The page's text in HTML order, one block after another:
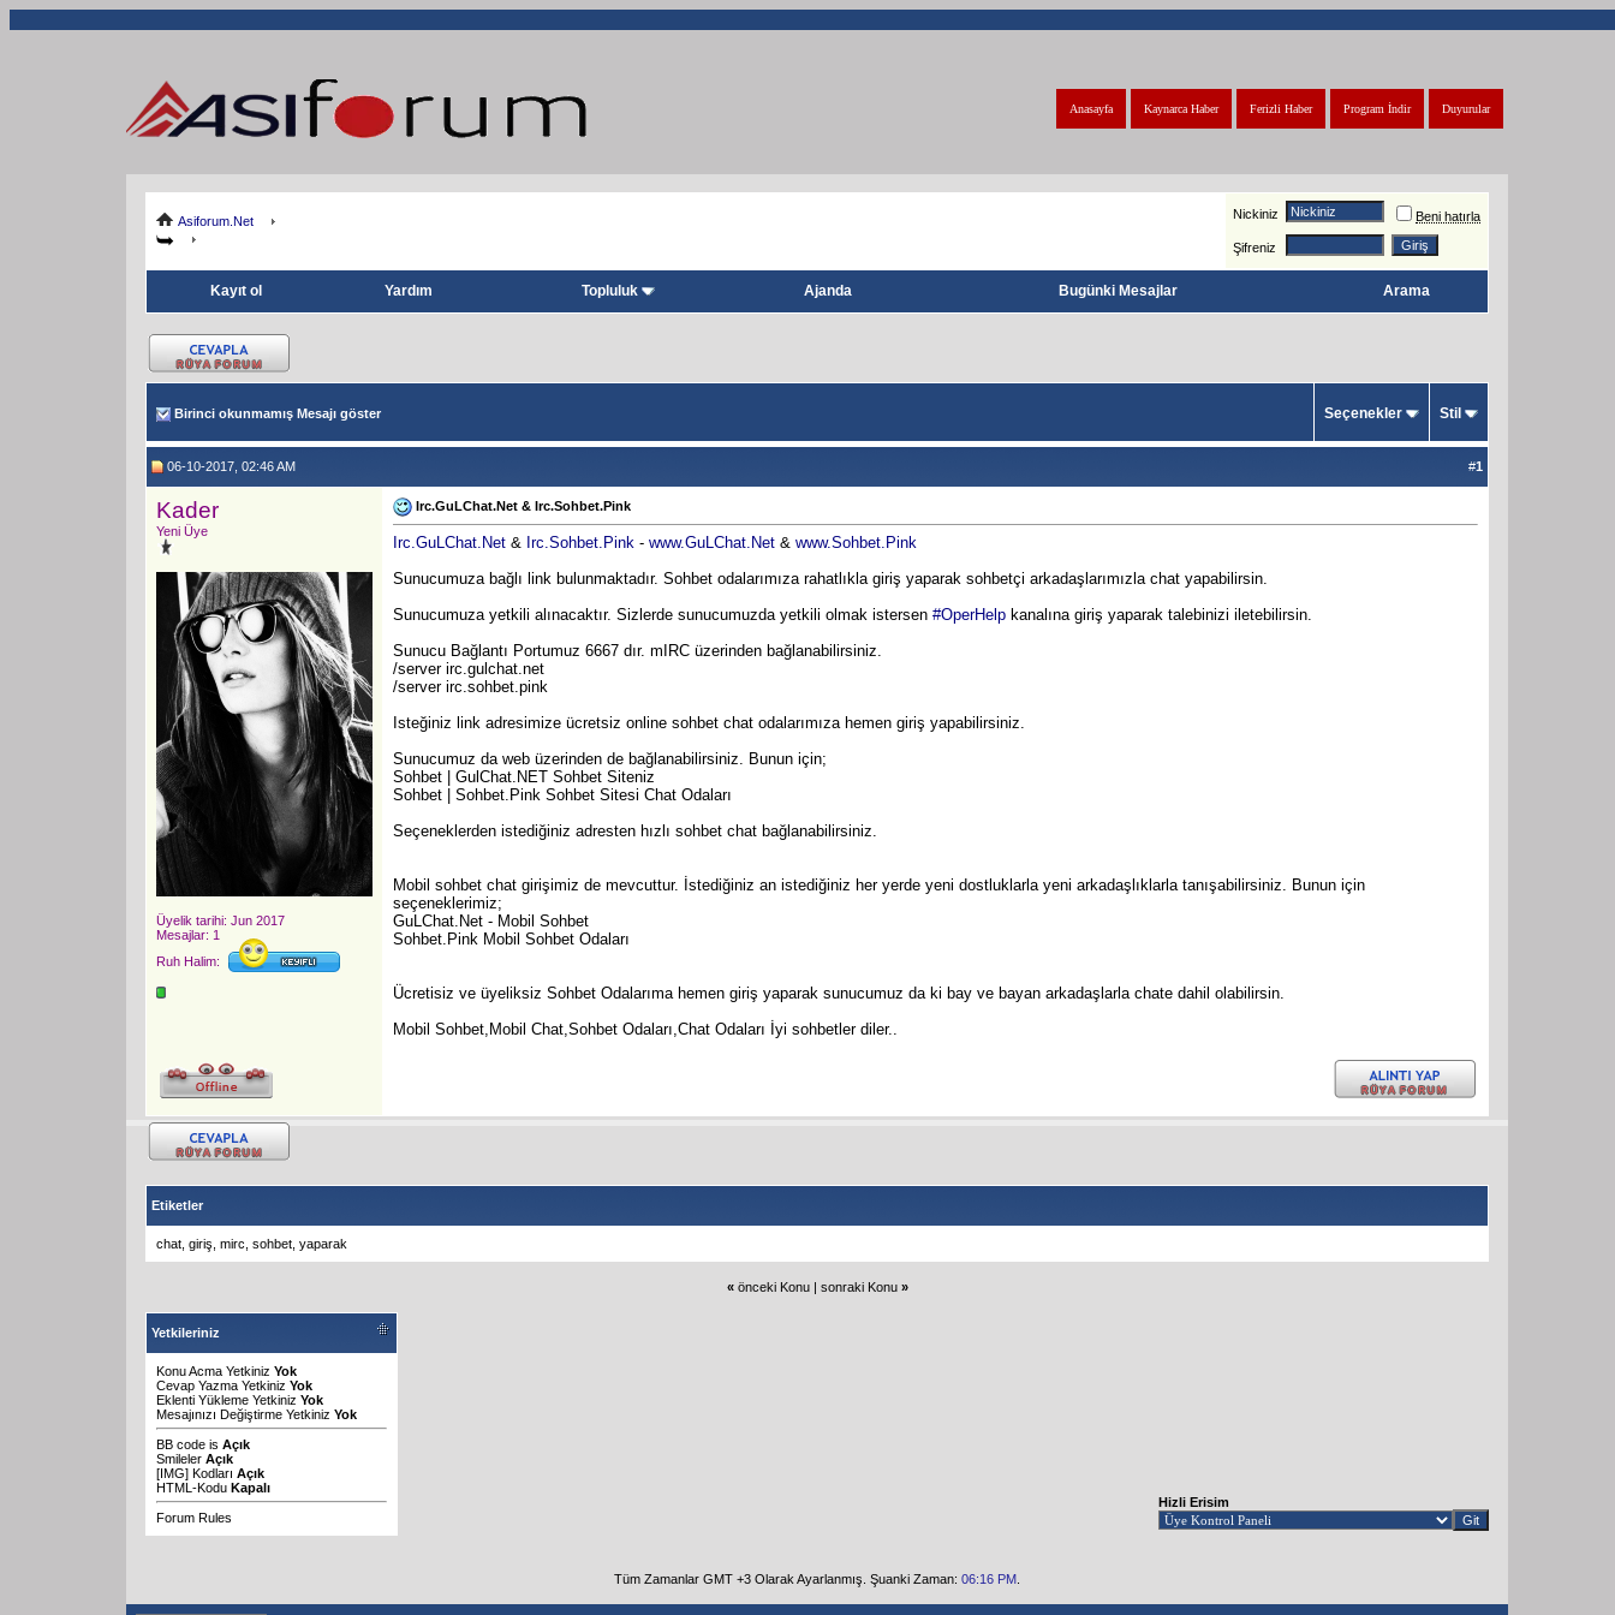
Duyurular
Program İndir
Ferizli Haber
Kaynarca Haber
Anasayfa
Asiforum.Net Nickiniz Beni hatırla
Şifreniz
Kayıt ol Yardım Topluluk Ajanda Bugünki Mesajlar Arama
Birinci okunmamış Mesajı göster Seçenekler Stil
06-10-2017, 02:46 AM #1
Kader
Yeni Üye
Üyelik tarihi: Jun 2017
Mesajlar: 1
Ruh Halim:
Irc.GuLChat.Net & Irc.Sohbet.Pink
Irc.GuLChat.Net & Irc.Sohbet.Pink - www.GuLChat.Net & www.Sohbet.Pink
Sunucumuza bağlı link bulunmaktadır. Sohbet odalarımıza rahatlıkla giriş yaparak sohbetçi arkadaşlarımızla chat yapabilirsin.
Sunucumuza yetkili alınacaktır. Sizlerde sunucumuzda yetkili olmak istersen #OperHelp kanalına giriş yaparak talebinizi iletebilirsin.
Sunucu Bağlantı Portumuz 6667 dır. mIRC üzerinden bağlanabilirsiniz.
/server irc.gulchat.net
/server irc.sohbet.pink
Isteğiniz link adresimize ücretsiz online sohbet chat odalarımıza hemen giriş yapabilirsiniz.
Sunucumuz da web üzerinden de bağlanabilirsiniz. Bunun için;
Sohbet | GulChat.NET Sohbet Siteniz
Sohbet | Sohbet.Pink Sohbet Sitesi Chat Odaları
Seçeneklerden istediğiniz adresten hızlı sohbet chat bağlanabilirsiniz.
Mobil sohbet chat girişimiz de mevcuttur. İstediğiniz an istediğiniz her yerde yeni dostluklarla yeni arkadaşlıklarla tanışabilirsiniz. Bunun için
seçeneklerimiz;
GuLChat.Net - Mobil Sohbet
Sohbet.Pink Mobil Sohbet Odaları
Ücretisiz ve üyeliksiz Sohbet Odalarıma hemen giriş yaparak sunucumuz da ki bay ve bayan arkadaşlarla chate dahil olabilirsin.
Mobil Sohbet ,Mobil Chat, Sohbet Odaları,Chat Odaları İyi sohbetler diler..
Etiketler
chat giriş mirc sohbet yaparak
« önceki Konu| sonraki Konu »
Yetkileriniz
Konu Acma Yetkiniz Yok
Cevap Yazma Yetkiniz Yok
Eklenti Yükleme Yetkiniz Yok
Mesajınızı Değiştirme Yetkiniz Yok
BB code is Açık
Smileler Açık
[IMG] Kodları Açık
HTML-Kodu Kapalı
Forum Rules
Hizli Erisim
Tüm Zamanlar GMT +3 Olarak Ayarlanmış. Şuanki Zaman: 06:16 PM